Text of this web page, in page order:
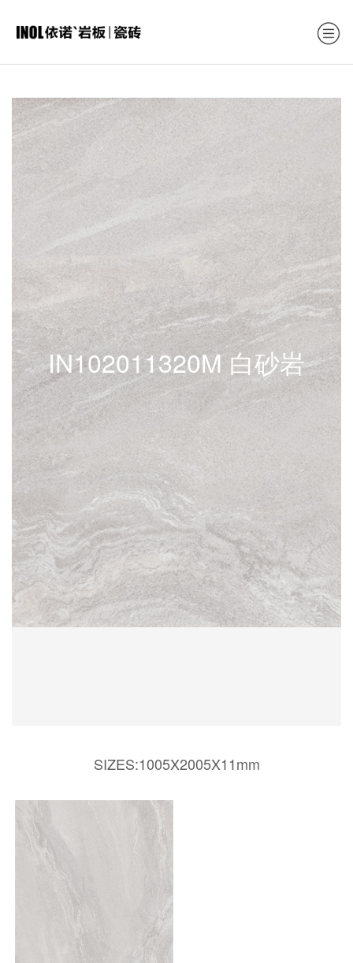
IN102011320M 白砂岩
SIZES:1005X2005X11mm